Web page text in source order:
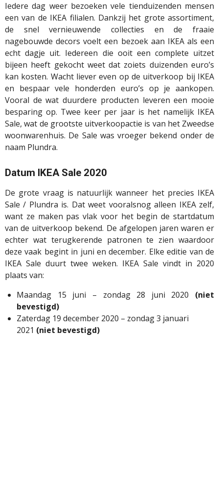
Iedere dag weer bezoeken vele tienduizenden mensen
een van de IKEA filialen. Dankzij het grote assortiment,
de snel vernieuwende collecties en de fraaie
nagebouwde decors voelt een bezoek aan IKEA als een
echt dagje uit. Iedereen die ooit een complete uitzet
bijeen heeft gekocht weet dat zoiets duizenden euro’s
kan kosten. Wacht liever even op de uitverkoop bij IKEA
en bespaar vele honderden euro’s op je aankopen.
Vooral de wat duurdere producten leveren een mooie
besparing op. Twee keer per jaar is het namelijk IKEA
Sale, wat de grootste uitverkoopactie is van het Zweedse
woonwarenhuis. De Sale was vroeger bekend onder de
naam Plundra.
Datum IKEA Sale 2020
De grote vraag is natuurlijk wanneer het precies IKEA
Sale / Plundra is. Dat weet vooralsnog alleen IKEA zelf,
want ze maken pas vlak voor het begin de startdatum
van de uitverkoop bekend. De afgelopen jaren waren er
echter wat terugkerende patronen te zien waardoor
deze vaak begint in juni en december. Elke editie van de
IKEA Sale duurt twee weken. IKEA Sale vindt in 2020
plaats van:
Maandag 15 juni – zondag 28 juni 2020 (niet
bevestigd)
Zaterdag 19 december 2020 – zondag 3 januari
2021 (niet bevestigd)